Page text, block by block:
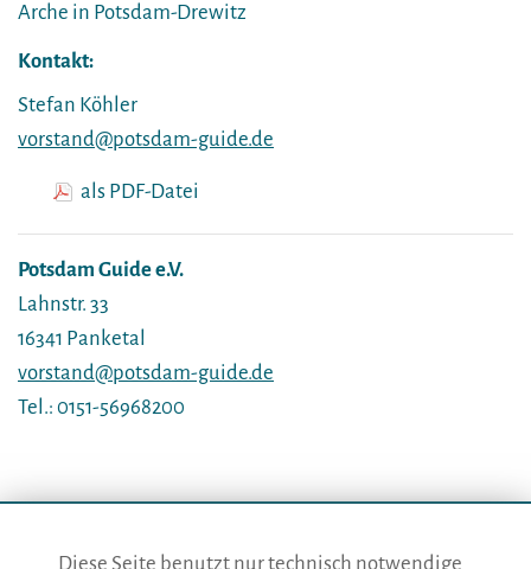
Arche in Potsdam-Drewitz
Kontakt:
Stefan Köhler
vorstand@potsdam-guide.de
als PDF-Datei
Potsdam Guide e.V.
Lahnstr. 33
16341 Panketal
vorstand@potsdam-guide.de
Tel.: 0151-56968200
Diese Seite benutzt nur technisch notwendige